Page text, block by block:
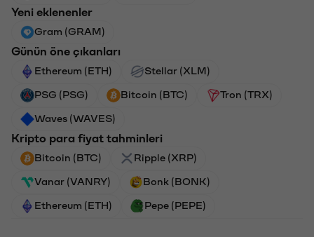
Yeni eklenenler
Gram (GRAM)
Günün öne çıkanları
Ethereum (ETH) Stellar (XLM)
PSG (PSG) Bitcoin (BTC) Tron (TRX)
Waves (WAVES)
Kripto para fiyat tahminleri
Bitcoin (BTC) Ripple (XRP)
Vanar (VANRY) Bonk (BONK)
Ethereum (ETH) Pepe (PEPE)